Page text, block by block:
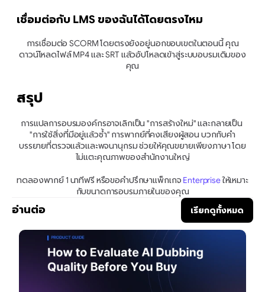
เชื่อมต่อกับ LMS ของฉันได้โดยตรงไหม
การเชื่อมต่อ SCORM โดยตรงยังอยู่นอกขอบเขตในตอนนี้ คุณ
ดาวน์โหลดไฟล์ MP4 และ SRT แล้วอัปโหลดเข้าสู่ระบบอบรมเดิมของ
คุณ
สรุป
การแปลการอบรมองค์กรอาจเลิกเป็น "การสร้างใหม่" และกลายเป็น
"การใช้สิ่งที่มีอยู่แล้วซ้ำ" การพากย์ที่คงเสียงผู้สอน บวกกับคำ
บรรยายที่ตรวจแล้วและพจนานุกรม ช่วยให้คุณขยายเพียงภาษา โดย
ไม่แตะคุณภาพของสำนักงานใหญ่
ทดลองพากย์ 1 นาทีฟรี หรือขอคำปรึกษาแพ็กเกจ Enterprise ให้เหมาะ
กับขนาดการอบรมภายในของคุณ
อ่านต่อ เรียกดูทั้งหมด